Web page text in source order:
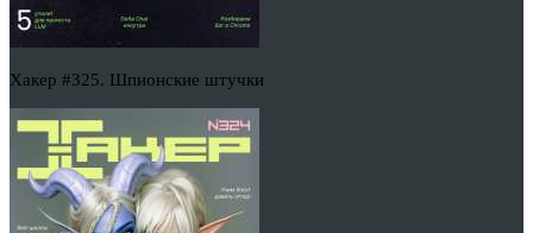
Хакер #325. Шпионские штучки